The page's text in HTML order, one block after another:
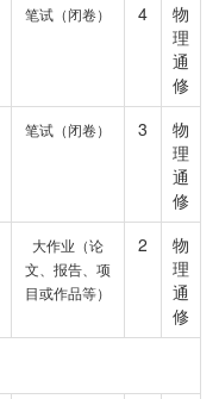
笔试（闭卷） 4
物
理
通
修
笔试（闭卷） 3
物
理
通
修
大作业（论
文、报告、项
目或作品等）
2
物
理
通
修